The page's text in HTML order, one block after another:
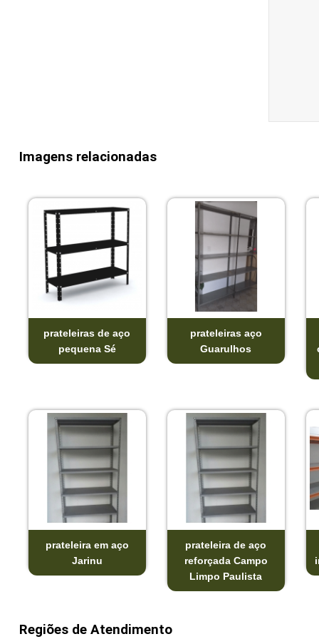
Imagens relacionadas
prateleiras de aço
pequena Sé
prateleiras aço
Guarulhos
prateleira em aço
Jarinu
prateleira de aço
reforçada Campo
Limpo Paulista
Regiões de Atendimento